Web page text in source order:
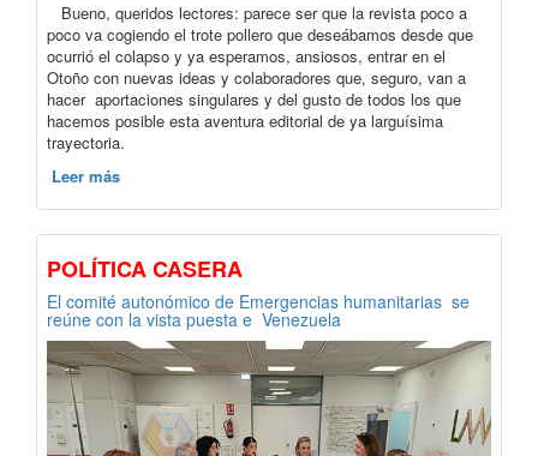
Bueno, queridos lectores: parece ser que la revista poco a
poco va cogiendo el trote pollero que deseábamos desde que
ocurrió el colapso y ya esperamos, ansiosos, entrar en el
Otoño con nuevas ideas y colaboradores que, seguro, van a
hacer aportaciones singulares y del gusto de todos los que
hacemos posible esta aventura editorial de ya larguísima
trayectoria.
Leer más
POLÍTICA CASERA
El comité autonómico de Emergencias humanitarias se
reúne con la vista puesta e Venezuela